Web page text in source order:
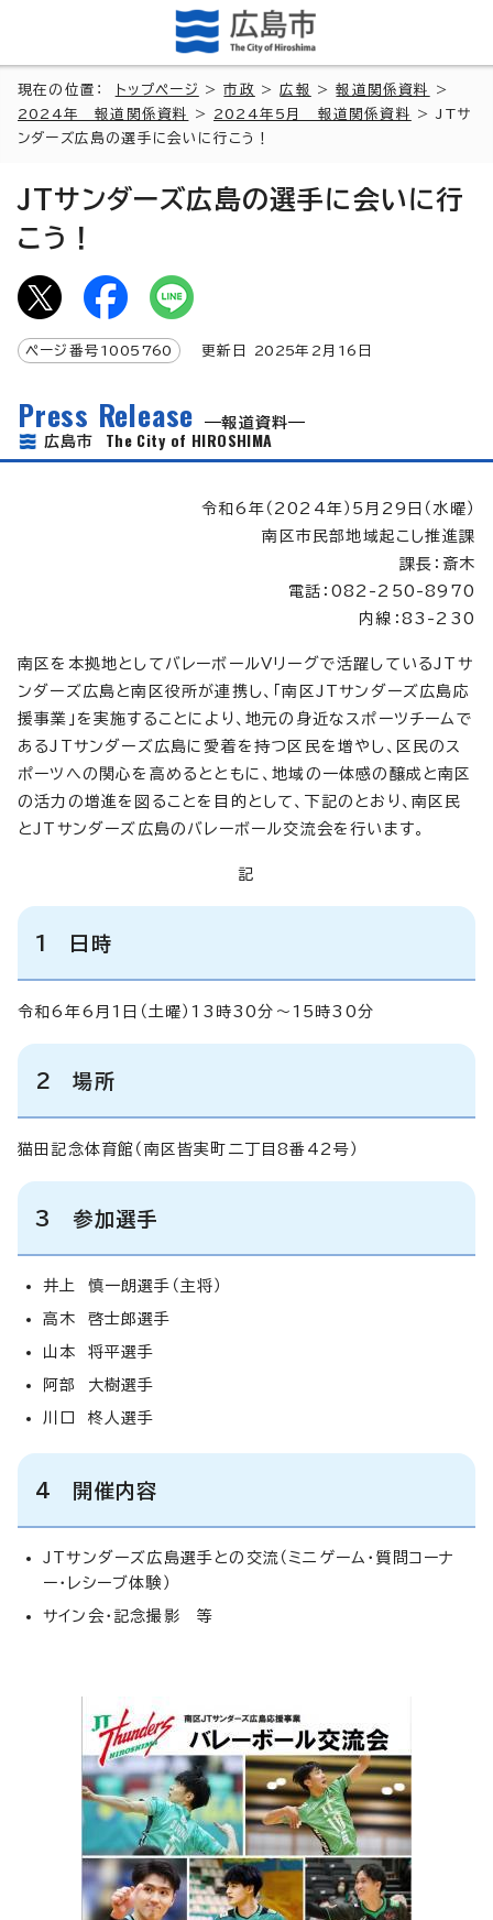
現在の位置： トップページ >市政 >広報 >報道関係資料
>
2024年 報道関係資料
> 2024年5月 報道関係資料
> JTサ
ンダーズ広島の選手に会いに行こう！
JTサンダーズ広島の選手に会いに行
こう！
ページ番号 1005760 更新日 2025年2月 16 日
Press Release
報道資料
広島市 The City of HIROSHIMA
令和6年（2024年）5月29日（水曜）
南区市民部地域起こし推進課
課長：斎木
電話：082-250-8970
内線：83-230
南区を本拠地としてバレーボールVリーグで活躍しているJTサ
ンダーズ広島と南区役所が連携し、「南区JTサンダーズ広島応
援事業」を実施することにより、地元の身近なスポーツチームで
あるJTサンダーズ広島に愛着を持つ区民を増やし、区民のス
ポーツへの関心を高めるとともに、地域の一体感の醸成と南区
の活力の増進を図ることを目的として、下記のとおり、南区民
とJTサンダーズ広島のバレーボール交流会を行います。
記
1 日時
令和6年6月1日（土曜）13時30分～15時30分
2 場所
猫田記念体育館（南区皆実町二丁目8番42号）
3 参加選手
井上 慎一朗選手（主将）
高木 啓士郎選手
山本 将平選手
阿部 大樹選手
川口 柊人選手
4 開催内容
JTサンダーズ広島選手との交流（ミニゲーム・質問コーナ
ー・レシーブ体験）
サイン会・記念撮影 等